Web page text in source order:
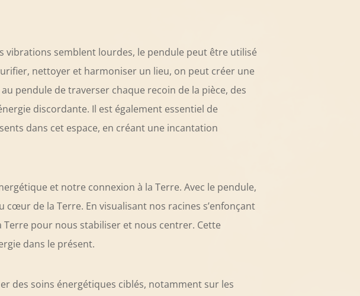
vibrations semblent lourdes, le pendule peut être utilisé
nettoyer et harmoniser un lieu, on peut créer une
pendule de traverser chaque recoin de la pièce, des
discordante. Il est également essentiel de
dans cet espace, en créant une incantation
et notre connexion à la Terre. Avec le pendule,
de la Terre. En visualisant nos racines s’enfonçant
pour nous stabiliser et nous centrer. Cette
dans le présent.
des soins énergétiques ciblés, notamment sur les